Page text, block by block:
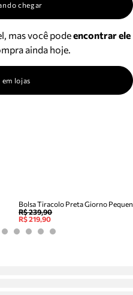
chegar
mas você podeencontrar ele
ainda hoje.
lojas
Bolsa Tiracolo Preta Giorno
R$ 239,90
R$ 219,90